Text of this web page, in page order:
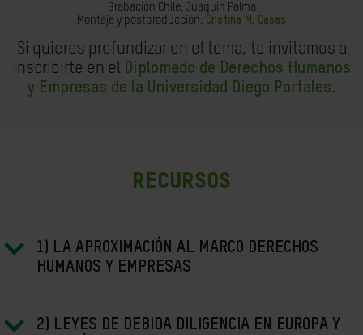
Grabación Chile: Juaquín Palma
Montaje y postproducción: Cristina M. Casas
Si quieres profundizar en el tema, te invitamos a
inscribirte en el Diplomado de Derechos Humanos
y Empresas de la Universidad Diego Portales.
Recursos
1) LA APROXIMACIÓN AL MARCO DERECHOS
HUMANOS Y EMPRESAS
2) LEYES DE DEBIDA DILIGENCIA EN EUROPA Y